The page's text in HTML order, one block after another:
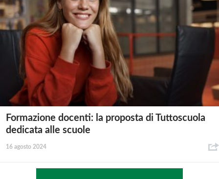
Formazione docenti: la proposta di Tuttoscuola
dedicata alle scuole
16 agosto 2024